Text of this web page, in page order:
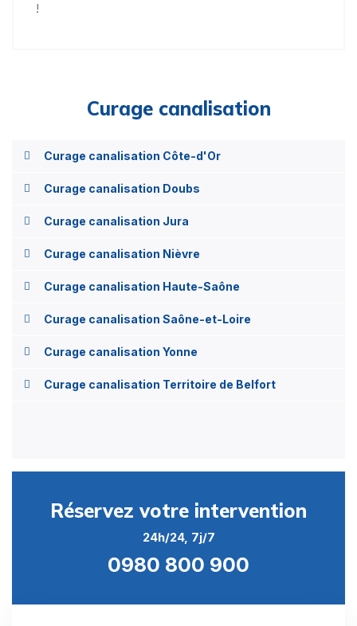
!
Curage canalisation
Curage canalisation Côte-d'Or
Curage canalisation Doubs
Curage canalisation Jura
Curage canalisation Nièvre
Curage canalisation Haute-Saône
Curage canalisation Saône-et-Loire
Curage canalisation Yonne
Curage canalisation Territoire de Belfort
Réservez votre intervention
24h/24, 7j/7
0980 800 900